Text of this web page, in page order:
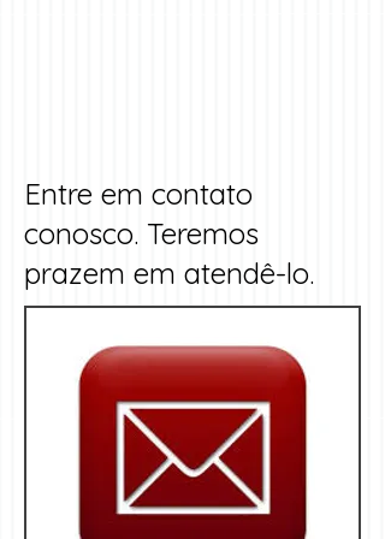
Entre em contato
conosco. Teremos
prazem em atendê-lo.